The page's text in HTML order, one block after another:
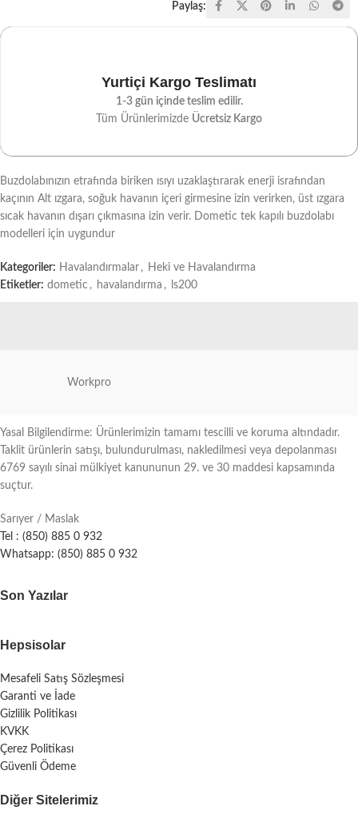
Paylaş:
Yurtiçi Kargo Teslimatı
1-3 gün içinde teslim edilir.
Tüm Ürünlerimizde Ücretsiz Kargo
Buzdolabınızın etrafında biriken ısıyı uzaklaştırarak enerji israfından
kaçının Alt ızgara, soğuk havanın içeri girmesine izin verirken, üst ızgara
sıcak havanın dışarı çıkmasına izin verir. Dometic tek kapılı buzdolabı
modelleri için uygundur
Kategoriler: Havalandırmalar , Heki ve Havalandırma
Etiketler: dometic , havalandırma , ls200
Workpro
Yasal Bilgilendirme: Ürünlerimizin tamamı tescilli ve koruma altındadır.
Taklit ürünlerin satışı, bulundurulması, nakledilmesi veya depolanması
6769 sayılı sinai mülkiyet kanununun 29. ve 30 maddesi kapsamında
suçtur.
Sarıyer / Maslak
Tel : (850) 885 0 932
Whatsapp: (850) 885 0 932
Son Yazılar
Hepsisolar
Mesafeli Satış Sözleşmesi
Garanti ve İade
Gizlilik Politikası
KVKK
Çerez Politikası
Güvenli Ödeme
Diğer Sitelerimiz